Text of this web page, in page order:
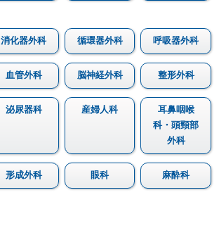
消化器外科 循環器外科 呼吸器外科
血管外科 脳神経外科 整形外科
泌尿器科 産婦人科
耳鼻咽喉
科・頭頸部
外科
形成外科 眼科 麻酔科